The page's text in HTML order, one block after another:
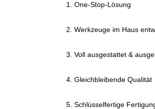
1. One-Stop-Lösung
2. Werkzeuge im Haus
3. Voll ausgestattet &
4. Gleichbleibende Qualität
5. Schlüsselfertige